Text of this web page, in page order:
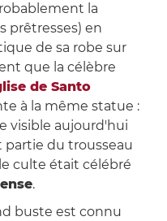
la
prêtresses) en
de sa robe sur
que la célèbre
de Santo
à la même statue :
visible aujourd'hui
partie du trousseau
culte était célébré
.
buste est connu